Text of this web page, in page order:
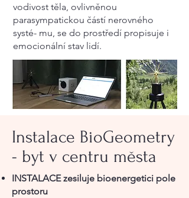
vodivost těla, ovlivněnou
parasympatickou částí nerovného
systé- mu, se do prostředí propisuje i
emocionální stav lidí.
Instalace BioGeometry
- byt v centru města
INSTALACE zesiluje bioenergetici pole
prostoru